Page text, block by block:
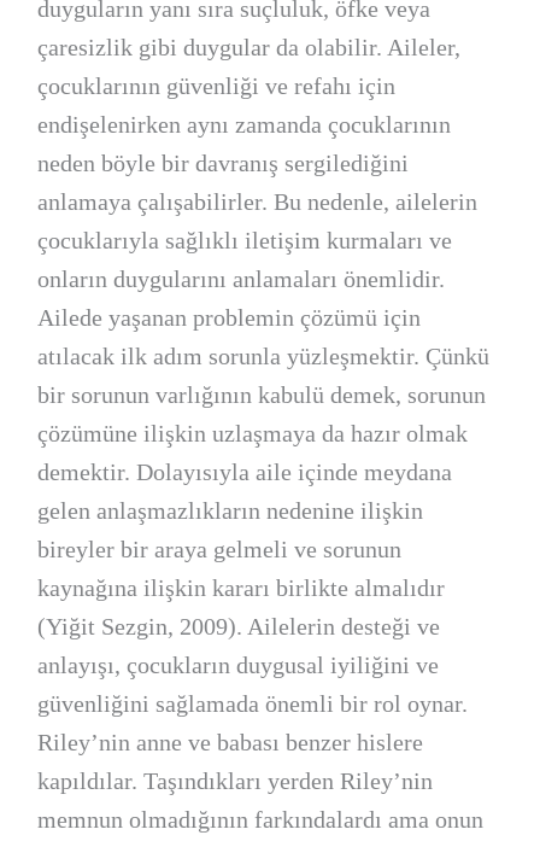
duyguların yanı sıra suçluluk, öfke veya
çaresizlik gibi duygular da olabilir. Aileler,
çocuklarının güvenliği ve refahı için
endişelenirken aynı zamanda çocuklarının
neden böyle bir davranış sergilediğini
anlamaya çalışabilirler. Bu nedenle, ailelerin
çocuklarıyla sağlıklı iletişim kurmaları ve
onların duygularını anlamaları önemlidir.
Ailede yaşanan problemin çözümü için
atılacak ilk adım sorunla yüzleşmektir. Çünkü
bir sorunun varlığının kabulü demek, sorunun
çözümüne ilişkin uzlaşmaya da hazır olmak
demektir. Dolayısıyla aile içinde meydana
gelen anlaşmazlıkların nedenine ilişkin
bireyler bir araya gelmeli ve sorunun
kaynağına ilişkin kararı birlikte almalıdır
(Yiğit Sezgin, 2009). Ailelerin desteği ve
anlayışı, çocukların duygusal iyiliğini ve
güvenliğini sağlamada önemli bir rol oynar.
Riley’nin anne ve babası benzer hislere
kapıldılar. Taşındıkları yerden Riley’nin
memnun olmadığının farkındalardı ama onun